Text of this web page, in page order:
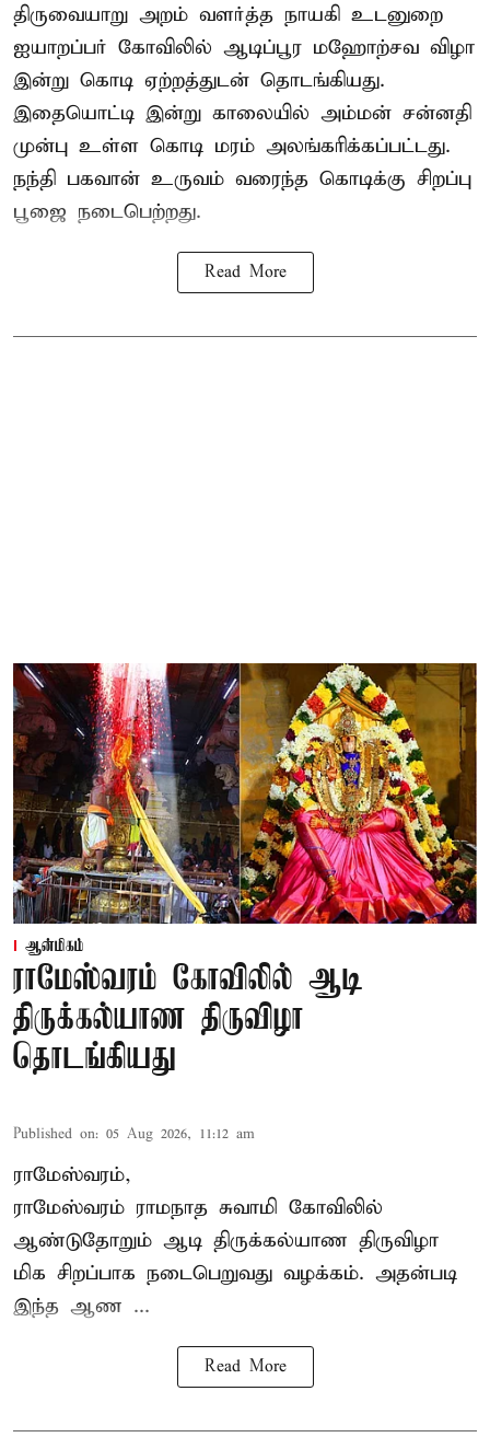
திருவையாறு அறம் வளர்த்த நாயகி உடனுறை
ஐயாறப்பர் கோவிலில் ஆடிப்பூர மஹோற்சவ விழா
இன்று கொடி ஏற்றத்துடன் தொடங்கியது.
இதையொட்டி இன்று காலையில் அம்மன் சன்னதி
முன்பு உள்ள கொடி மரம் அலங்கரிக்கப்பட்டது.
நந்தி பகவான் உருவம் வரைந்த கொடிக்கு சிறப்பு
பூஜை நடைபெற்றது.
Read More
ஆன்மிகம்
ராமேஸ்வரம் கோவிலில் ஆடி
திருக்கல்யாண திருவிழா
தொடங்கியது
Published on: 05 Aug 2026, 11:12 am
ராமேஸ்வரம்,
ராமேஸ்வரம் ராமநாத சுவாமி கோவிலில்
ஆண்டுதோறும் ஆடி திருக்கல்யாண திருவிழா
மிக சிறப்பாக நடைபெறுவது வழக்கம். அதன்படி
இந்த ஆண ...
Read More